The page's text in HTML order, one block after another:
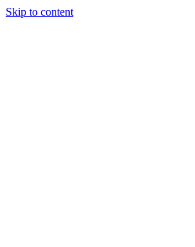
Skip to content